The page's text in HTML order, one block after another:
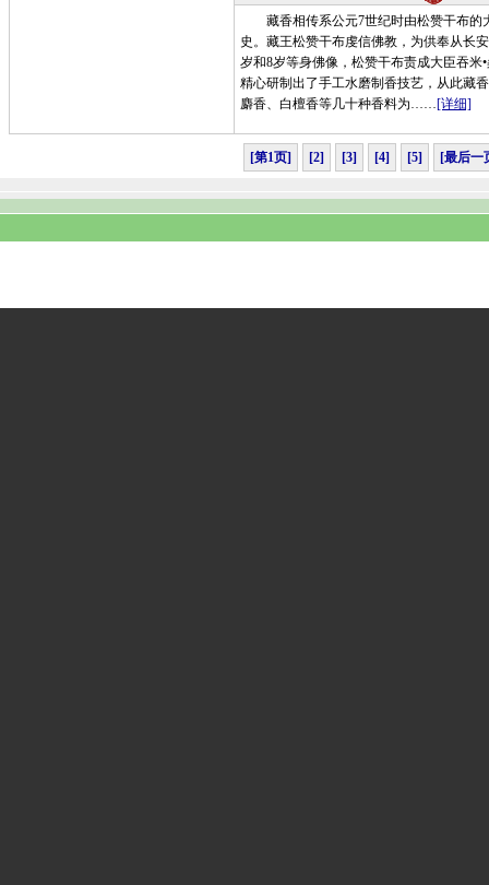
藏香相传系公元7世纪时由松赞干布的
史。藏王松赞干布虔信佛教，为供奉从长
岁和8岁等身佛像，松赞干布责成大臣吞米
精心研制出了手工水磨制香技艺，从此藏
麝香、白檀香等几十种香料为……[详细]
[第1页] [2] [3] [4] [5] [最后一